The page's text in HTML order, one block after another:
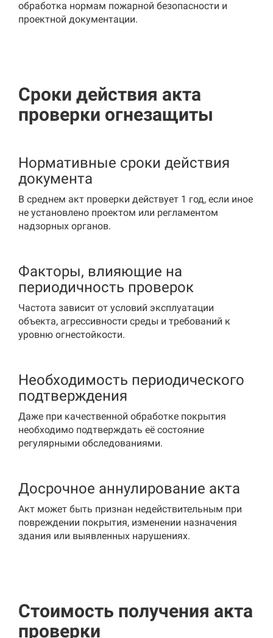
обработка нормам пожарной безопасности и
проектной документации.
Сроки действия акта
проверки огнезащиты
Нормативные сроки действия
документа
В среднем акт проверки действует 1 год, если иное
не установлено проектом или регламентом
надзорных органов.
Факторы, влияющие на
периодичность проверок
Частота зависит от условий эксплуатации
объекта, агрессивности среды и требований к
уровню огнестойкости.
Необходимость периодического
подтверждения
Даже при качественной обработке покрытия
необходимо подтверждать её состояние
регулярными обследованиями.
Досрочное аннулирование акта
Акт может быть признан недействительным при
повреждении покрытия, изменении назначения
здания или выявленных нарушениях.
Стоимость получения акта
проверки